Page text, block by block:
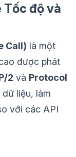
Tốc độ và
Call) là một
được phát
2 và Protocol
liệu, làm
với các API